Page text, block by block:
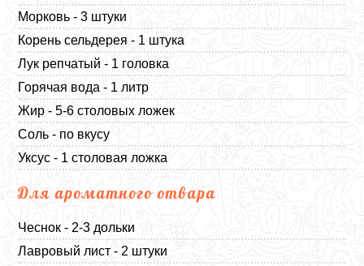
Морковь - 3 штуки
Корень сельдерея - 1 штука
Лук репчатый - 1 головка
Горячая вода - 1 литр
Жир - 5-6 столовых ложек
Соль - по вкусу
Уксус - 1 столовая ложка
Для ароматного отвара
Чеснок - 2-3 дольки
Лавровый лист - 2 штуки